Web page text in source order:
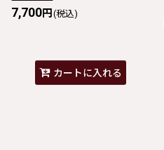
7,700円 (税込)
カートに入れる